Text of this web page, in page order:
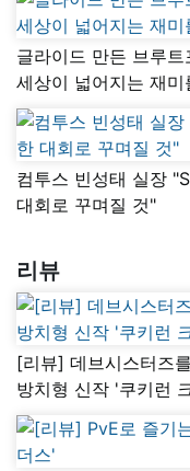
글라이드 만든 브루
세상이 넓어지는 재미
컴투스 빈성태 실장
대회로 꾸며질 것"
리뷰
[리뷰] 데브시스터즈
방치형 신작 '쿠키런